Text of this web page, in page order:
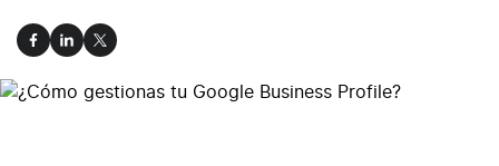
Facebook
LinkedIn
X